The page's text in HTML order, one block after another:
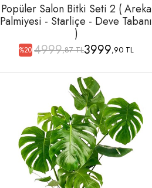
Popüler Salon Bitki Seti 2 ( Areka
Palmiyesi - Starliçe - Deve Tabanı
)
%20 4999,87 TL3999,90 TL